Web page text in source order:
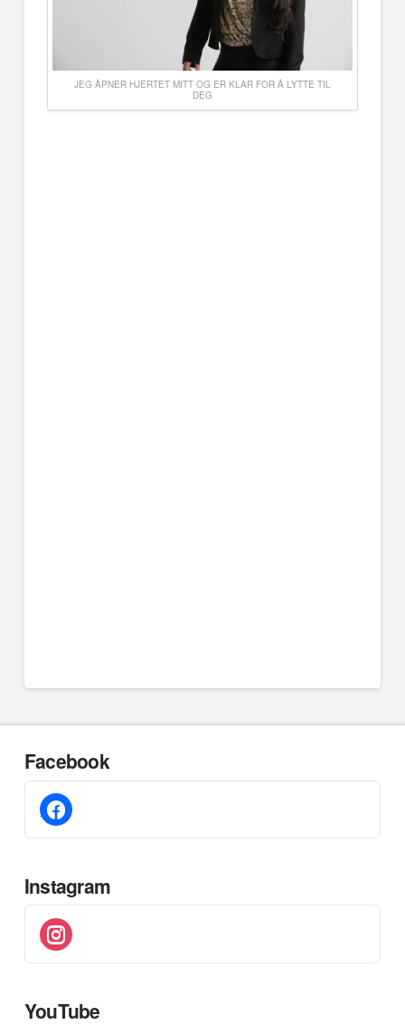
JEG ÅPNER HJERTET MITT OG ER KLAR FOR Å LYTTE TIL
DEG
Facebook
facebook
Instagram
instagram
YouTube